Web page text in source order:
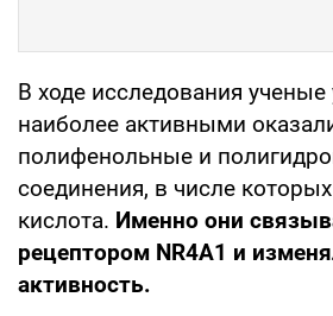
В ходе исследования ученые
наиболее активными
полифенольные и
соединения, в числе
кислота. Именно они
рецептором NR4A1 и
активность.